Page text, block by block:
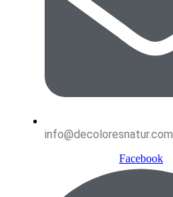
info@decoloresnatur.com
Facebook